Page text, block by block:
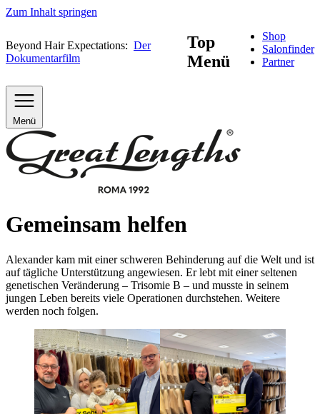
Zum Inhalt springen
Beyond Hair Expectations: Der
Dokumentarfilm
Top
Menü
Shop
Salonfinder
Partner
Menü
Gemeinsam helfen
Alexander kam mit einer schweren Behinderung auf die Welt und ist
auf tägliche Unterstützung angewiesen. Er lebt mit einer seltenen
genetischen Veränderung – Trisomie B – und musste in seinem
jungen Leben bereits viele Operationen durchstehen. Weitere
werden noch folgen.